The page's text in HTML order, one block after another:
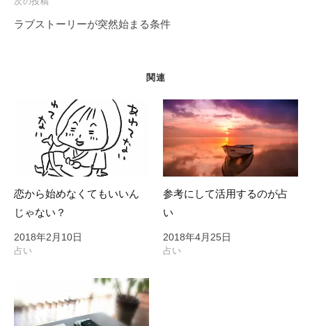
ゲ
ラブストーリーが突然始まる条件
関連
恋から始めなくてもいいん
じゃない？
2018年2月10日
占い
参考にして活用するのが占
い
2018年4月25日
占い